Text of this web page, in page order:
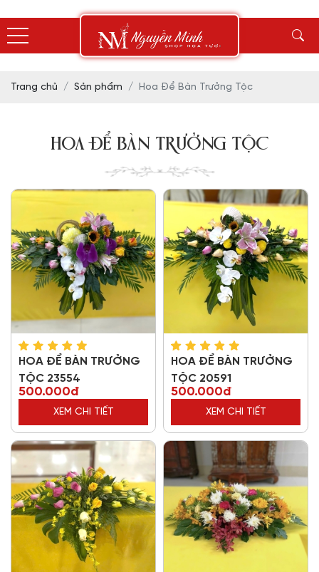
Trang chủ Sản phẩm Hoa Để Bàn Trưởng Tộc
HOA ĐỂ BÀN TRƯỞNG TỘC
HOA ĐỂ BÀN TRƯỞNG
TỘC 23554
500.000đ
XEM CHI TIẾT
HOA ĐỂ BÀN TRƯỞNG
TỘC 20591
500.000đ
XEM CHI TIẾT